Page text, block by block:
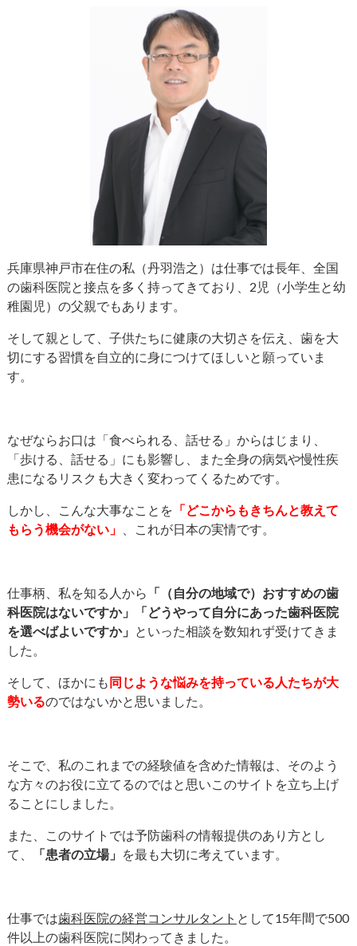
兵庫県神戸市在住の私（丹羽浩之）は仕事では長年、全国
の歯科医院と接点を多く持ってきており、2児（小学生と幼
稚園児）の父親でもあります。
そして親として、子供たちに健康の大切さを伝え、歯を大
切にする習慣を自立的に身につけてほしいと願っていま
す。
なぜならお口は「食べられる、話せる」からはじまり、
「歩ける、話せる」にも影響し、また全身の病気や慢性疾
患になるリスクも大きく変わってくるためです。
しかし、こんな大事なことを 「どこからもきちんと教えて
もらう機会がない」
、これが日本の実情です。
仕事柄、私を知る人から 「（自分の地域で）おすすめの歯
科医院はないですか」「どうやって自分にあった歯科医院
を選べばよいですか」 といった相談を数知れず受けてきま
した。
そして、ほかにも 同じような悩みを持っている人たちが大
勢いるのではないかと思いました。
そこで、私のこれまでの経験値を含めた情報は、そのよう
な方々のお役に立てるのではと思いこのサイトを立ち上げ
ることにしました。
また、このサイトでは予防歯科の情報提供のあり方とし
て、
「患者の立場」 を最も大切に考えています。
仕事では歯科医院の経営コンサルタント として15年間で500
件以上の歯科医院に関わってきました。